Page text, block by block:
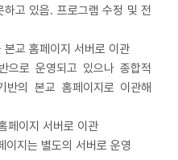
고 있음. 프로그램 수정 및 전
교 홈페이지 서버로 이관
으로 운영되고 있으나 종합적
의 본교 홈페이지로 이관해
페이지 서버로 이관
이지는 별도의 서버로 운영